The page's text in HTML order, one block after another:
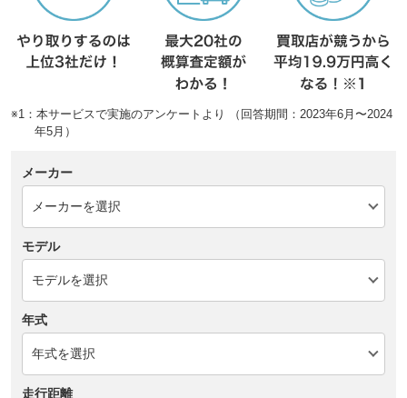
※1：本サービスで実施のアンケートより （回答期間：2023年6月〜2024
年5月）
メーカー
モデル
年式
走行距離